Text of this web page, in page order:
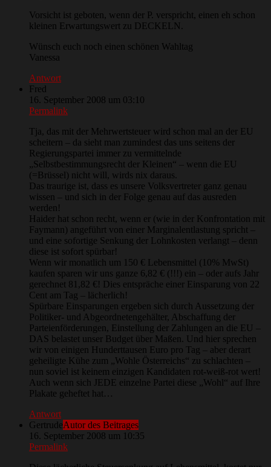
Vorsicht ist geboten, wenn der P. verspricht, einen eh schon
kleinen Erwartungswert zu DECKELN.
Wünsch euch noch einen schönen Wahltag
Vanessa
Antwort
Fred
16. September 2008 um 03:10
Permalink
Tja, das mit der Mehrwertsteuer wird schon mal an der EU
scheitern – da sieht man zumindest das uns seitens der
Regierungspartei immer zu vermittelnde
„Selbstbestimmungsrecht der Kleinen“ – wenn die EU
(=Brüssel) nicht will, wirds nix daraus.
Das traurige ist, dass es unsere Volksvertreter ganz genau
wissen – und sich in der Folge genau auf das ausreden
werden!
Haider hat schon recht, wenn er (wie in der Konfrontation mit
Faymann) angeführt von einer Marginalentlastung spricht –
und eine sofortige Senkung der Lohnkosten verlangt – denn
diese ist sofort spürbar!
Wenn wir monatlich um 150 € Lebensmittel (10% MwSt)
kaufen sparen wir uns ganze 6,82 € (!!!) ein – oder aufs Jahr
gerechnet 81,82 €! Dies entspräche einer Einsparung von 22
Cent am Tag – lächerlich!
Spürbare Einsparungen ergeben sich durch Aussetzung der
Politiker- und Abgeordnetengehälter, Abschaffung der
Parteienförderungen, Einstellung der Zahlungen an die EU –
DAS belastet unser Budget über Maßen. Und hier sprechen
wir von einigen Hunderttausen Euro pro Tag – aber derart
geheiligte Kühe zum „Wohle Österreichs“ zu schlachten –
nun soviel ist keinem einzigen Kandidaten rot-weiß-rot wert!
Auch wenn sich JEDE einzelne Partei diese „Wohl“ auf Ihre
Plakate geheftet hat…
Antwort
GertrudeAutor des Beitrages
16. September 2008 um 10:35
Permalink